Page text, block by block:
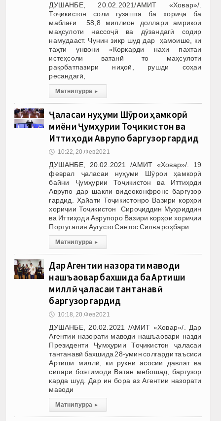
ДУШАНБЕ, 20.02.2021/АМИТ «Ховар»/.
Тоҷикистон соли гузашта ба хориҷа ба
маблағи 58,8 миллион доллари амрикоӣ
маҳсулоти нассоҷӣ ва дӯзандагӣ содир
намудааст. Чунин зикр шуд дар ҳамоише, ки
таҳти унвони «Коркарди нахи пахтаи
истеҳсоли ватанӣ то маҳсулоти
рақобатпазири ниҳоӣ, рушди соҳаи
ресандагӣ,
Матни пурра ▸
Ҷаласаи нуҳуми Шӯрои ҳамкорӣ
миёни Ҷумҳурии Тоҷикистон ва
Иттиҳоди Аврупо баргузор гардид
🕔 10:22, 20.Фев 2021
ДУШАНБЕ, 20.02.2021 /АМИТ «Ховар»/. 19
феврал ҷаласаи нуҳуми Шӯрои ҳамкорӣ
байни Ҷумҳурии Тоҷикистон ва Иттиҳоди
Аврупо дар шакли видеоконфронс баргузор
гардид. Ҳайати Тоҷикистонро Вазири корҳои
хориҷии Тоҷикистон Сироҷиддин Муҳриддин
ва Иттиҳоди Аврупоро Вазири корҳои хориҷии
Португалия Аугусто Сантос Силва роҳбарӣ
Матни пурра ▸
Дар Агентии назорати маводи
нашъаовар бахшида ба Артиши
миллӣ ҷаласаи тантанавӣ
баргузор гардид
🕔 10:18, 20.Фев 2021
ДУШАНБЕ, 20.02.2021 /АМИТ «Ховар»/. Дар
Агентии назорати маводи нашъаовари назди
Президенти Ҷумҳурии Тоҷикистон ҷаласаи
тантанавӣ бахшида 28-умин солгарди таъсиси
Артиши миллӣ, ки рукни асосии давлат ва
сипари боэтимоди Ватан мебошад, баргузор
карда шуд. Дар ин бора аз Агентии назорати
маводи
Матни пурра ▸